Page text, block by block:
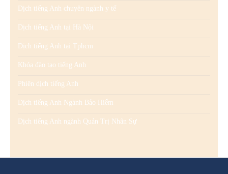
Dịch tiếng Anh chuyên ngành y tế
Dịch tiếng Anh tại Hà Nội
Dịch tiếng Anh tại Tphcm
Khóa đào tạo tiếng Anh
Phiên dịch tiếng Anh
Dịch tiếng Anh Ngành Bảo Hiểm
Dịch tiếng Anh ngành Quản Trị Nhân Sự